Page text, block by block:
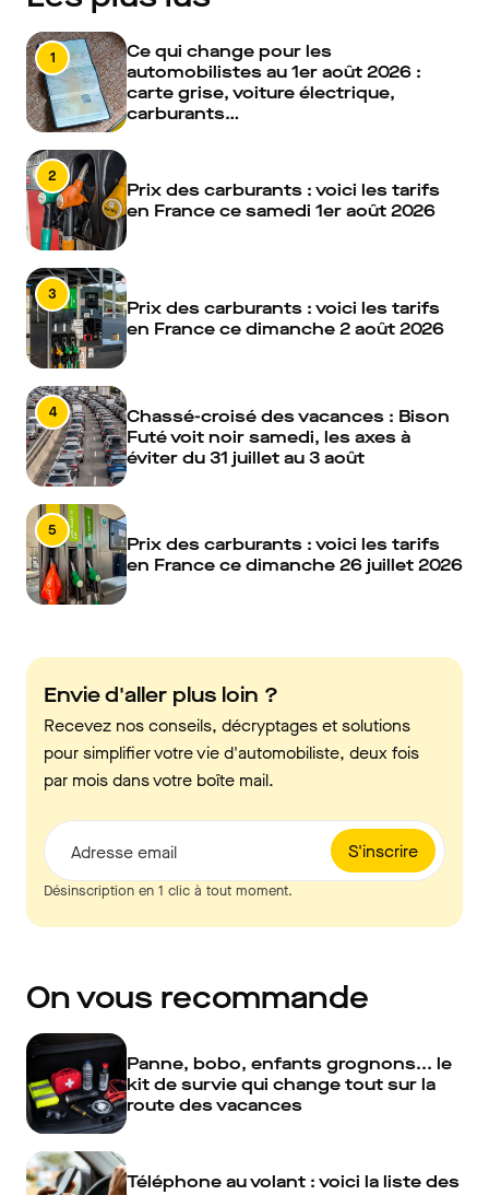
1
Ce qui change pour les
automobilistes au 1er août 2026 :
carte grise, voiture électrique,
carburants…
2
Prix des carburants : voici les tarifs
en France ce samedi 1er août 2026
3
Prix des carburants : voici les tarifs
en France ce dimanche 2 août 2026
4
Chassé-croisé des vacances : Bison
Futé voit noir samedi, les axes à
éviter du 31 juillet au 3 août
5
Prix des carburants : voici les tarifs
en France ce dimanche 26 juillet 2026
Envie d'aller plus loin ?
Recevez nos conseils, décryptages et solutions
pour simplifier votre vie d'automobiliste, deux fois
par mois dans votre boîte mail.
S'inscrire
Adresse email
Désinscription en 1 clic à tout moment.
On vous recommande
Panne, bobo, enfants grognons... le
kit de survie qui change tout sur la
route des vacances
Téléphone au volant : voici la liste des